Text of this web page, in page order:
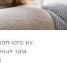
их
там